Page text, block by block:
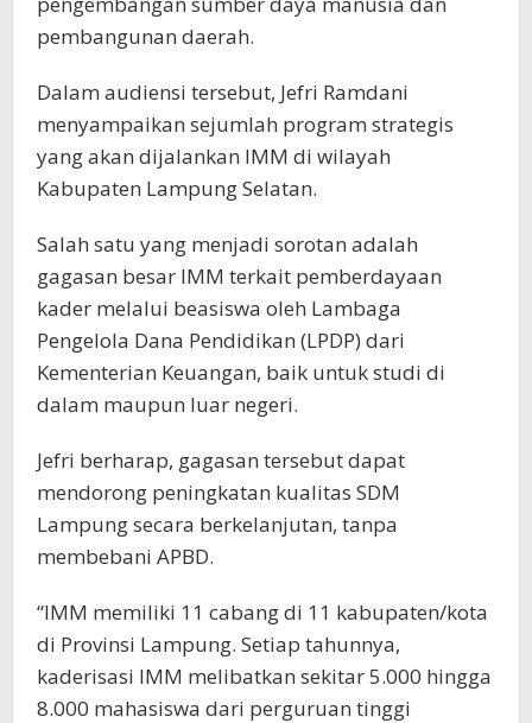
pembangunan daerah.
Dalam audiensi tersebut, Jefri Ramdani
menyampaikan sejumlah program strategis
yang akan dijalankan IMM di wilayah
Kabupaten Lampung Selatan.
Salah satu yang menjadi sorotan adalah
gagasan besar IMM terkait pemberdayaan
kader melalui beasiswa oleh Lambaga
Pengelola Dana Pendidikan (LPDP) dari
Kementerian Keuangan, baik untuk studi di
dalam maupun luar negeri.
Jefri berharap, gagasan tersebut dapat
mendorong peningkatan kualitas SDM
Lampung secara berkelanjutan, tanpa
membebani APBD.
“IMM memiliki 11 cabang di 11 kabupaten/kota
di Provinsi Lampung. Setiap tahunnya,
kaderisasi IMM melibatkan sekitar 5.000 hingga
8.000 mahasiswa dari perguruan tinggi